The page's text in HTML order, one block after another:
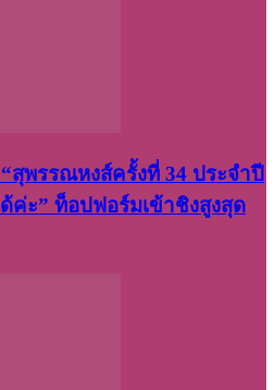
“สุพรรณหงส์ครั้งที่ 34 ประจำปี
ค่ะ” ท็อปฟอร์มเข้าชิงสูงสุด